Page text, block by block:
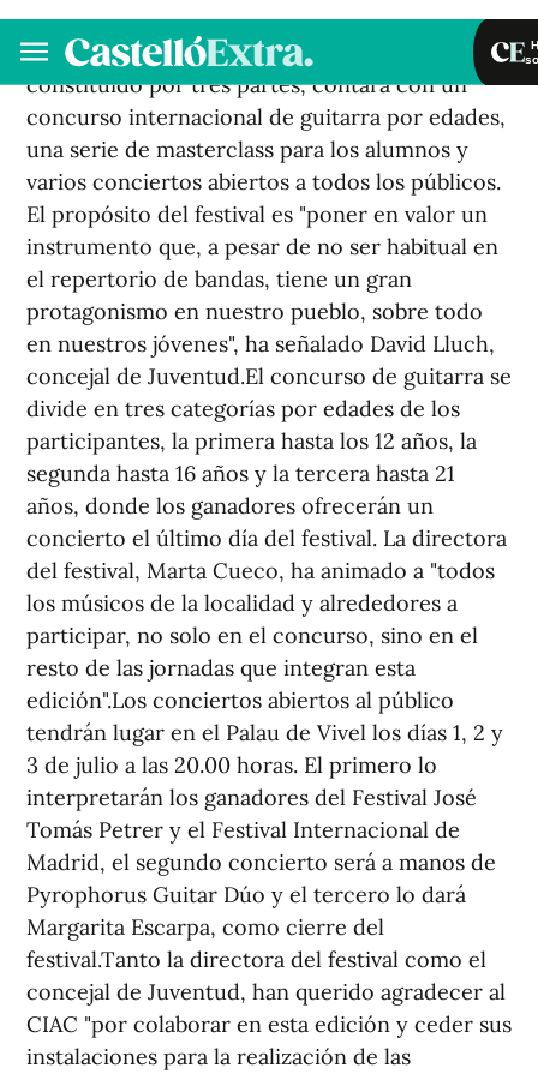
presentado laIII edición del Festival de
Guitarra Estanislao Marco. El festival,
constituido por tres partes, contará con un
concurso internacional de guitarra por edades,
una serie de masterclass para los alumnos y
varios conciertos abiertos a todos los públicos.
El propósito del festival es "poner en valor un
instrumento que, a pesar de no ser habitual en
el repertorio de bandas, tiene un gran
protagonismo en nuestro pueblo, sobre todo
en nuestros jóvenes", ha señalado David Lluch,
concejal de Juventud.El concurso de guitarra se
divide en tres categorías por edades de los
participantes, la primera hasta los 12 años, la
segunda hasta 16 años y la tercera hasta 21
años, donde los ganadores ofrecerán un
concierto el último día del festival. La directora
del festival, Marta Cueco, ha animado a "todos
los músicos de la localidad y alrededores a
participar, no solo en el concurso, sino en el
resto de las jornadas que integran esta
edición".Los conciertos abiertos al público
tendrán lugar en el Palau de Vivel los días 1, 2 y
3 de julio a las 20.00 horas. El primero lo
interpretarán los ganadores del Festival José
Tomás Petrer y el Festival Internacional de
Madrid, el segundo concierto será a manos de
Pyrophorus Guitar Dúo y el tercero lo dará
Margarita Escarpa, como cierre del
festival.Tanto la directora del festival como el
concejal de Juventud, han querido agradecer al
CIAC "por colaborar en esta edición y ceder sus
instalaciones para la realización de las